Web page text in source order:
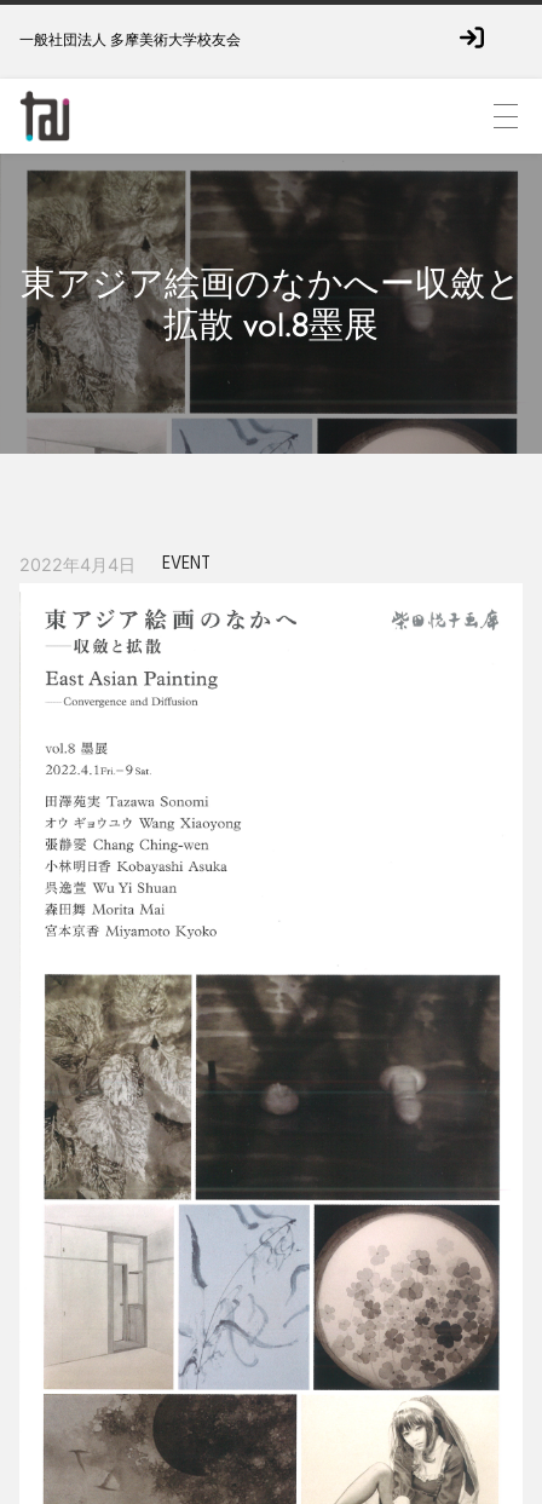
一般社団法人 多摩美術大学校友会
東アジア絵画のなかへー収斂と
拡散 vol.8墨展
2022年4月4日 EVENT